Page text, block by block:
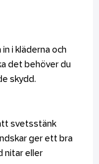
i kläderna och
det behöver du
skydd.
svetsstänk
ger ett bra
nitar eller